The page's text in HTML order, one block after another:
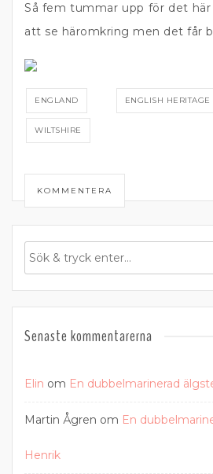
Så fem tummar upp för det
att se häromkring men det får
ENGLAND ENGLISH HERITAGE
WILTSHIRE
KOMMENTERA
Senaste kommentarerna
Elin om En dubbelmarinerad
Martin Ågren om En
Henrik